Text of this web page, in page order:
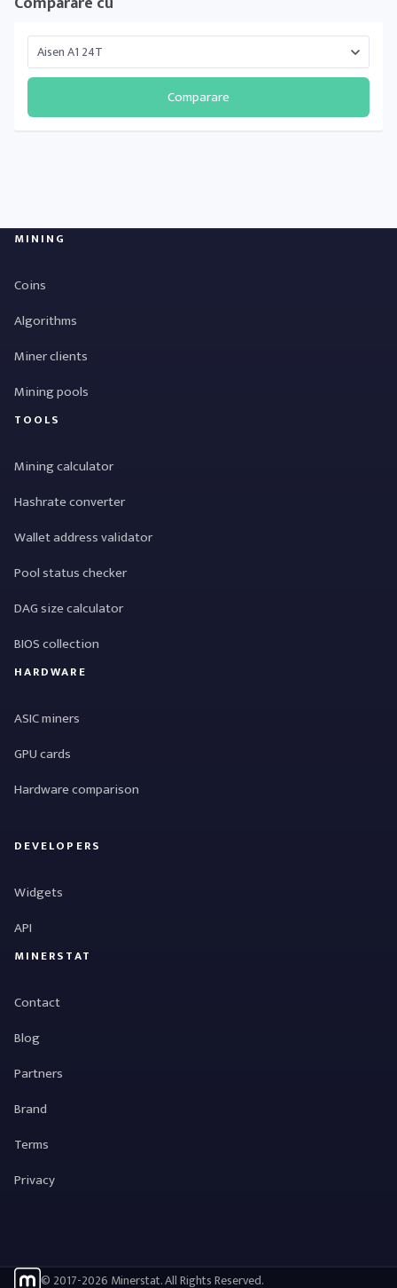
Comparare
MINING
Coins
Algorithms
Miner clients
Mining pools
TOOLS
Mining calculator
Hashrate converter
Wallet address validator
Pool status checker
DAG size calculator
BIOS collection
HARDWARE
ASIC miners
GPU cards
Hardware comparison
DEVELOPERS
Widgets
API
MINERSTAT
Contact
Blog
Partners
Brand
Terms
Privacy
© 2017-2026 Minerstat. All Rights Reserved.